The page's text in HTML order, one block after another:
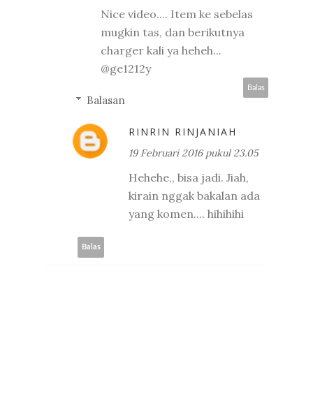
Nice video.... Item ke sebelas
mugkin tas, dan berikutnya
charger kali ya heheh...
@ge1212y
Balas
Balasan
RINRIN RINJANIAH
19 Februari 2016 pukul 23.05
Hehehe,, bisa jadi. Jiah,
kirain nggak bakalan ada
yang komen.... hihihihi
Balas